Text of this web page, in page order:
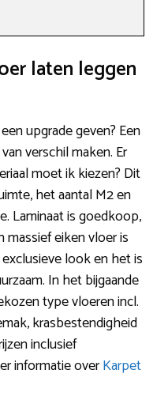
laten leggen
upgrade geven? Een
verschil maken. Er
moet ik kiezen? Dit
het aantal M2 en
Laminaat is goedkoop,
massief eiken vloer is
look en het is
In het bijgaande
type vloeren incl.
krasbestendigheid
inclusief
informatie overKarpet